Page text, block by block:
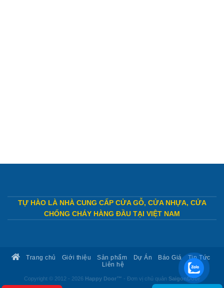
TỰ HÀO LÀ NHÀ CUNG CẤP CỬA GỖ, CỬA NHỰA, CỬA
CHỐNG CHÁY HÀNG ĐẦU TẠI VIỆT NAM
Trang chủ Giới thiệu Sản phẩm Dự Án Báo Giá
Tin Tức
Liên hệ
Copyright © 2012 - 2026 Happy Door™ - Đơn vị chủ quản SaigonDoor